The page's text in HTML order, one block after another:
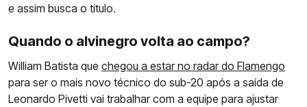
e assim busca o título.
Quando o alvinegro volta ao campo?
William Batista que chegou a estar no radar do Flamengo
para ser o mais novo técnico do sub-20 após a saída de
Leonardo Pivetti vai trabalhar com a equipe para ajustar